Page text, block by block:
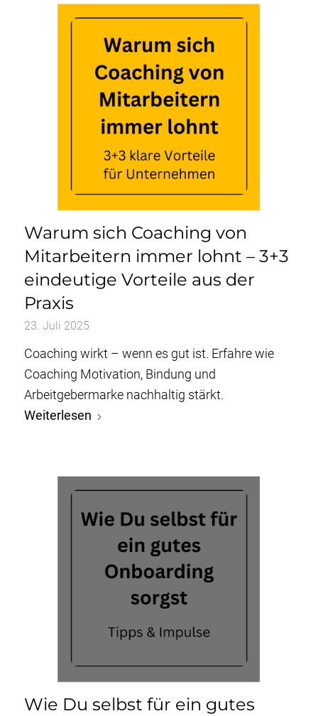
Warum sich Coaching von
Mitarbeitern immer lohnt – 3+3
eindeutige Vorteile aus der
Praxis
23. Juli 2025
Coaching wirkt – wenn es gut ist. Erfahre wie
Coaching Motivation, Bindung und
Arbeitgebermarke nachhaltig stärkt.
Weiterlesen
Wie Du selbst für ein gutes